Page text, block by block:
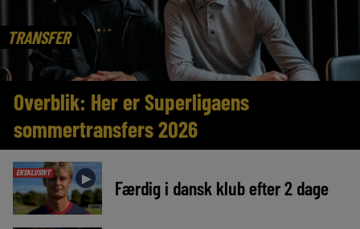
TRANSFER
Overblik: Her er Superligaens
sommertransfers 2026
EKSKLUSIVT ► Færdig i dansk klub efter 2 dage